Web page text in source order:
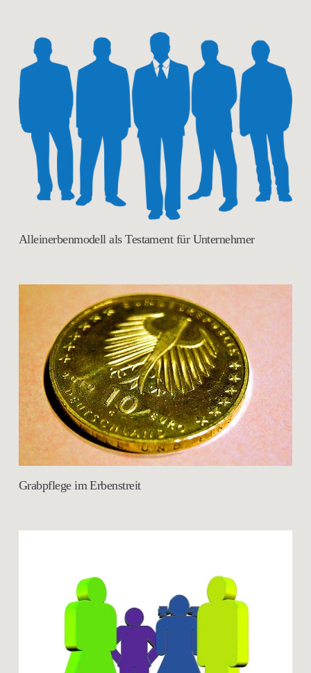
Alleinerbenmodell als Testament für Unternehmer
Grabpflege im Erbenstreit